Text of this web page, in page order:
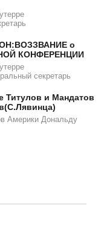
о
КОНФЕРЕНЦИИ
секретарь
Титулов и Мандатов
Америки Дональду